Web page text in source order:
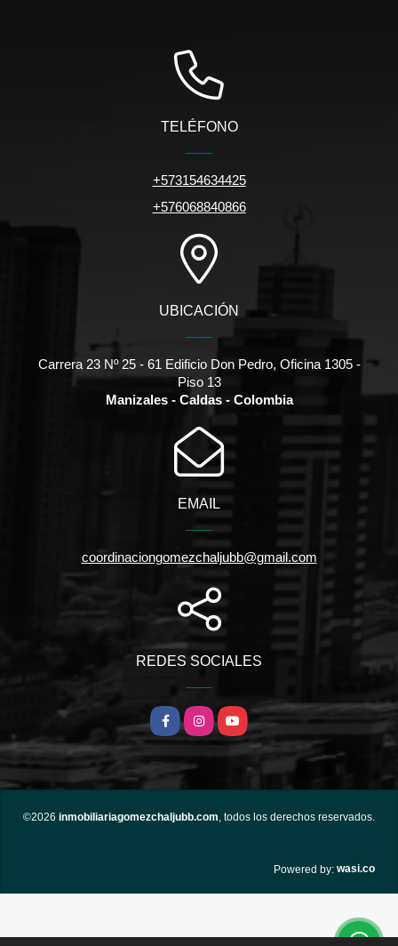
TELÉFONO
+573154634425
+576068840866
UBICACIÓN
Carrera 23 Nº 25 - 61 Edificio Don Pedro, Oficina 1305 -
Piso 13
Manizales - Caldas - Colombia
EMAIL
coordinaciongomezchaljubb@gmail.com
REDES SOCIALES
FacebookInstagramYouTube
©2026 inmobiliariagomezchaljubb.com, todos los derechos reservados.
Powered by: wasi.co